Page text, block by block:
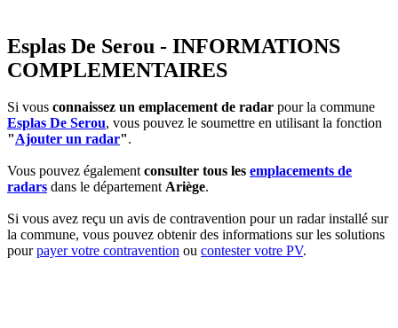
Esplas De Serou - INFORMATIONS
COMPLEMENTAIRES
Si vous connaissez un emplacement de radar pour la commune
Esplas De Serou, vous pouvez le soumettre en utilisant la fonction
"Ajouter un radar".
Vous pouvez égalementconsulter tous les emplacements de
radars dans le départementAriège.
Si vous avez reçu un avis de contravention pour un radar installé sur
la commune, vous pouvez obtenir des informations sur les solutions
pourpayer votre contravention ou contester votre PV.